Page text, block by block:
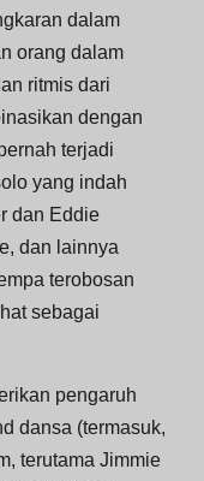
dalam
orang dalam
ritmis dari
dengan
terjadi
yang indah
dan Eddie
dan lainnya
terobosan
sebagai
pengaruh
dansa (termasuk,
terutama Jimmie